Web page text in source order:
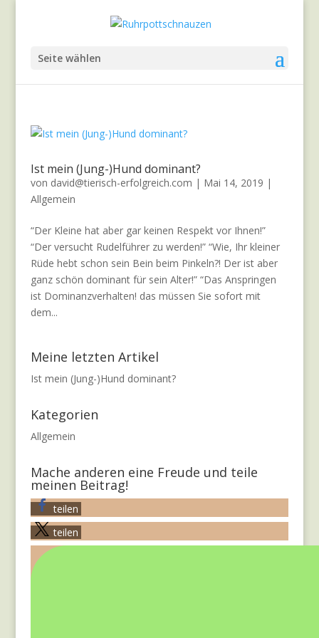
Seite wählen
Ist mein (Jung-)Hund dominant?
von david@tierisch-erfolgreich.com | Mai 14, 2019 |
Allgemein
“Der Kleine hat aber gar keinen Respekt vor Ihnen!”
“Der versucht Rudelführer zu werden!” “Wie, Ihr kleiner
Rüde hebt schon sein Bein beim Pinkeln?! Der ist aber
ganz schön dominant für sein Alter!” “Das Anspringen
ist Dominanzverhalten! das müssen Sie sofort mit
dem...
Meine letzten Artikel
Ist mein (Jung-)Hund dominant?
Kategorien
Allgemein
Mache anderen eine Freude und teile
meinen Beitrag!
teilen
teilen